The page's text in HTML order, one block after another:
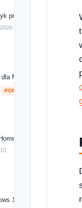
programowania?
2026-03-10
dla Microsoft Office —
POROWNANIA I RANKINGI
vs Windows 11 Pro
11 telefonicznie —